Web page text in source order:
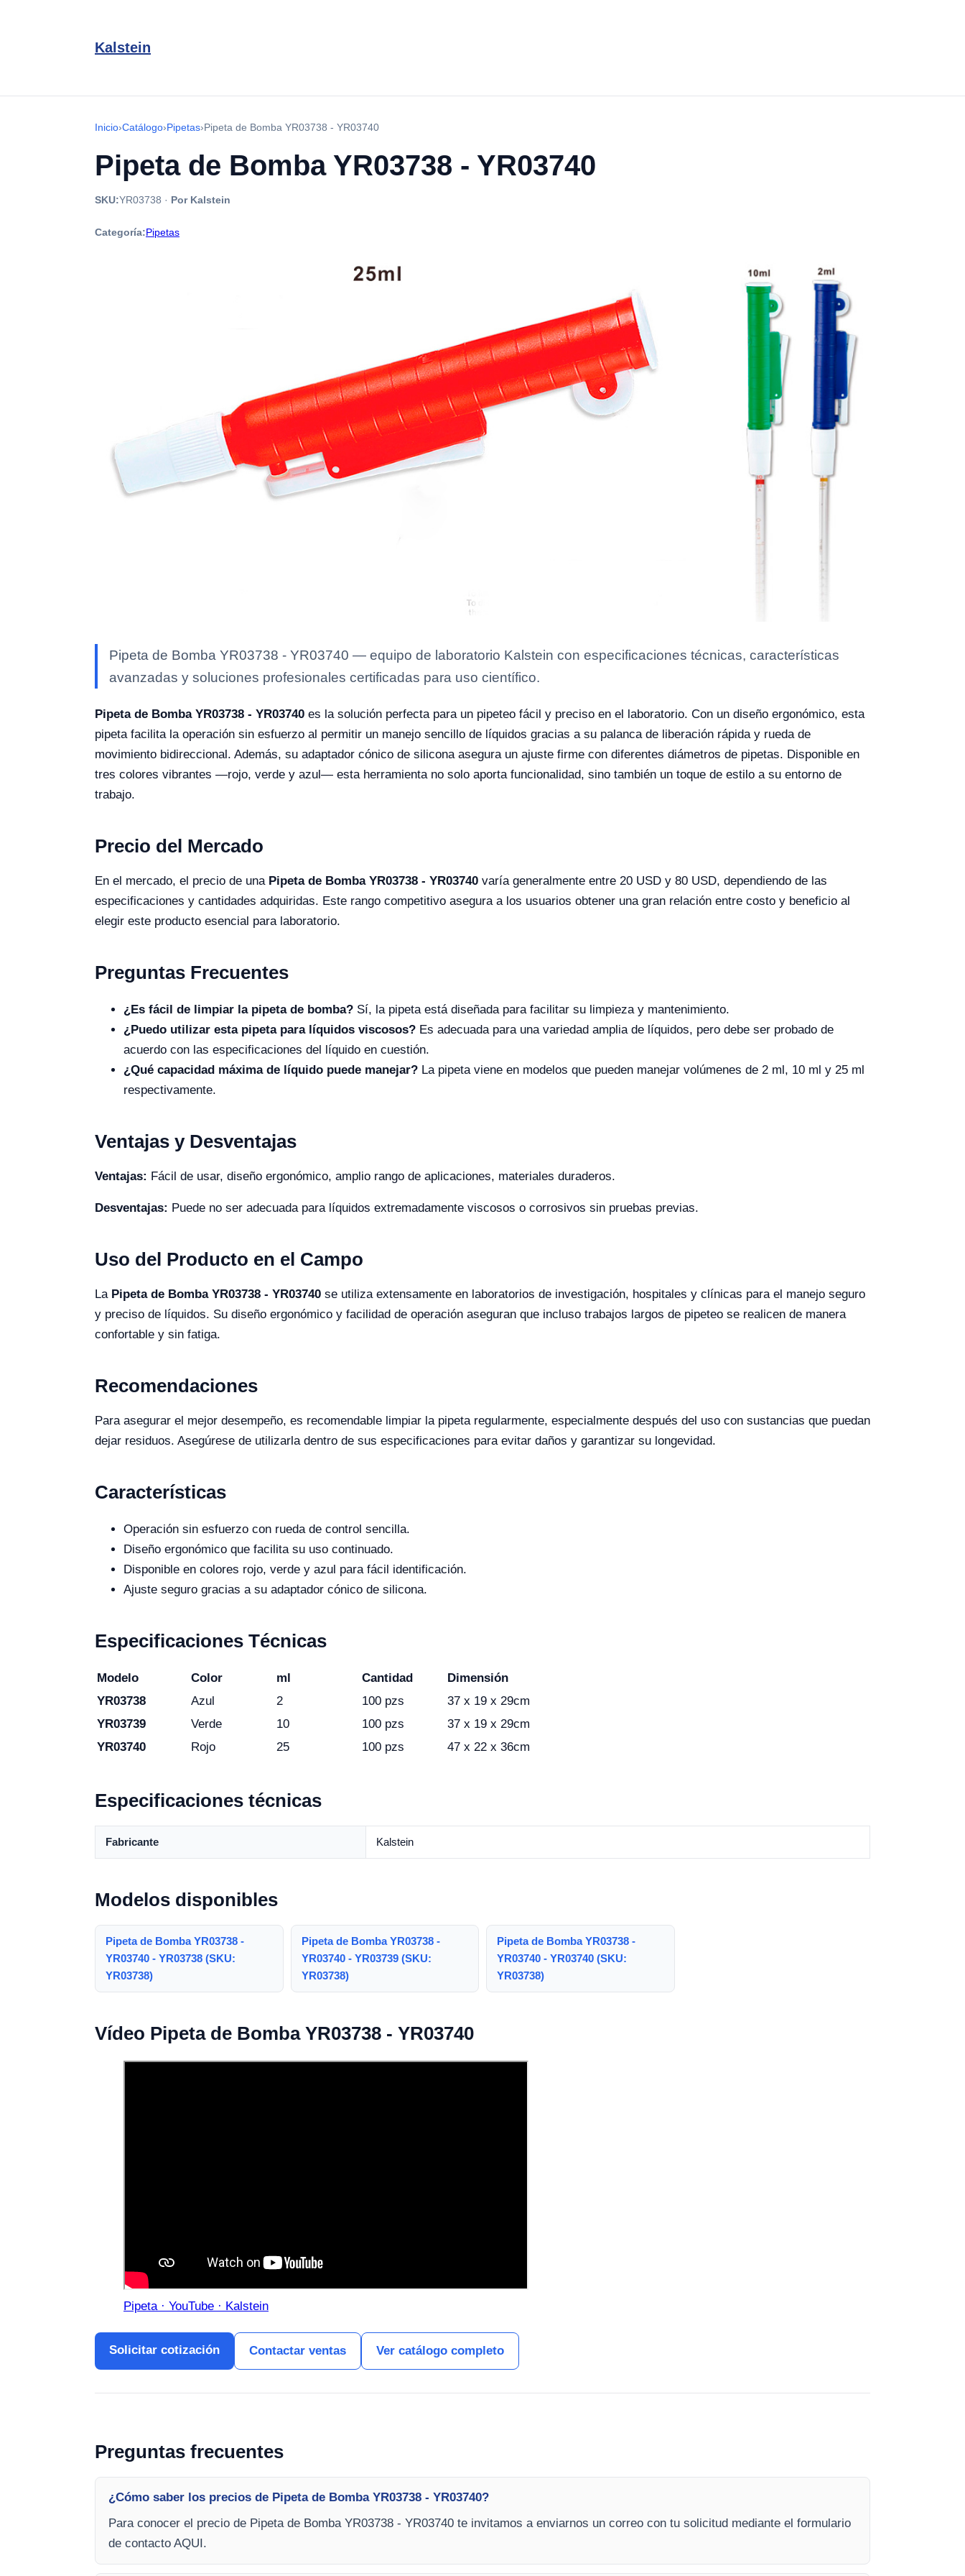
Kalstein
Inicio›Catálogo›Pipetas›Pipeta de Bomba YR03738 - YR03740
Pipeta de Bomba YR03738 - YR03740
SKU:YR03738 · Por Kalstein
Categoría:Pipetas
Pipeta de Bomba YR03738 - YR03740 — equipo de laboratorio Kalstein con especificaciones técnicas, características
avanzadas y soluciones profesionales certificadas para uso científico.
Pipeta de Bomba YR03738 - YR03740 es la solución perfecta para un pipeteo fácil y preciso en el laboratorio. Con un diseño ergonómico, esta
pipeta facilita la operación sin esfuerzo al permitir un manejo sencillo de líquidos gracias a su palanca de liberación rápida y rueda de
movimiento bidireccional. Además, su adaptador cónico de silicona asegura un ajuste firme con diferentes diámetros de pipetas. Disponible en
tres colores vibrantes —rojo, verde y azul— esta herramienta no solo aporta funcionalidad, sino también un toque de estilo a su entorno de
trabajo.
Precio del Mercado
En el mercado, el precio de una Pipeta de Bomba YR03738 - YR03740 varía generalmente entre 20 USD y 80 USD, dependiendo de las
especificaciones y cantidades adquiridas. Este rango competitivo asegura a los usuarios obtener una gran relación entre costo y beneficio al
elegir este producto esencial para laboratorio.
Preguntas Frecuentes
¿Es fácil de limpiar la pipeta de bomba? Sí, la pipeta está diseñada para facilitar su limpieza y mantenimiento.
¿Puedo utilizar esta pipeta para líquidos viscosos? Es adecuada para una variedad amplia de líquidos, pero debe ser probado de
acuerdo con las especificaciones del líquido en cuestión.
¿Qué capacidad máxima de líquido puede manejar? La pipeta viene en modelos que pueden manejar volúmenes de 2 ml, 10 ml y 25 ml
respectivamente.
Ventajas y Desventajas
Ventajas: Fácil de usar, diseño ergonómico, amplio rango de aplicaciones, materiales duraderos.
Desventajas: Puede no ser adecuada para líquidos extremadamente viscosos o corrosivos sin pruebas previas.
Uso del Producto en el Campo
La Pipeta de Bomba YR03738 - YR03740 se utiliza extensamente en laboratorios de investigación, hospitales y clínicas para el manejo seguro
y preciso de líquidos. Su diseño ergonómico y facilidad de operación aseguran que incluso trabajos largos de pipeteo se realicen de manera
confortable y sin fatiga.
Recomendaciones
Para asegurar el mejor desempeño, es recomendable limpiar la pipeta regularmente, especialmente después del uso con sustancias que puedan
dejar residuos. Asegúrese de utilizarla dentro de sus especificaciones para evitar daños y garantizar su longevidad.
Características
Operación sin esfuerzo con rueda de control sencilla.
Diseño ergonómico que facilita su uso continuado.
Disponible en colores rojo, verde y azul para fácil identificación.
Ajuste seguro gracias a su adaptador cónico de silicona.
Especificaciones Técnicas
Modelo Color ml Cantidad
Dimensión
YR03738
Azul 2 100 pzs
37 x 19 x 29cm
YR03739
Verde 10 100 pzs
37 x 19 x 29cm
YR03740
Rojo 25 100 pzs 47 x 22 x 36cm
Especificaciones técnicas
Fabricante Kalstein
Modelos disponibles
Pipeta de Bomba YR03738 -
YR03740 - YR03738 (SKU:
YR03738)
Pipeta de Bomba YR03738 -
YR03740 - YR03739 (SKU:
YR03738)
Pipeta de Bomba YR03738 -
YR03740 - YR03740 (SKU:
YR03738)
Vídeo Pipeta de Bomba YR03738 - YR03740
Pipeta · YouTube · Kalstein
Solicitar cotización Contactar ventas Ver catálogo completo
Preguntas frecuentes
¿Cómo saber los precios de Pipeta de Bomba YR03738 - YR03740?
Para conocer el precio de Pipeta de Bomba YR03738 - YR03740 te invitamos a enviarnos un correo con tu solicitud mediante el formulario
de contacto AQUI.